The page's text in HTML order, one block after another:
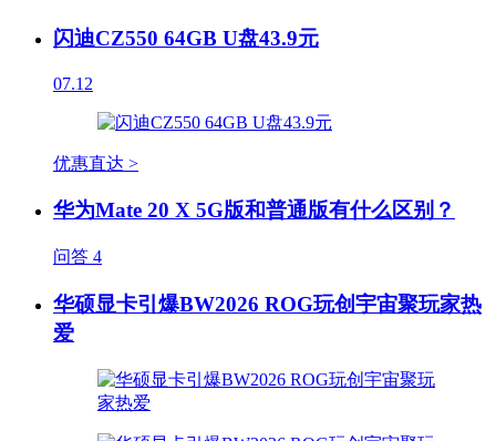
闪迪CZ550 64GB U盘43.9元
07.12
优惠直达 >
华为Mate 20 X 5G版和普通版有什么区别？
问答 4
华硕显卡引爆BW2026 ROG玩创宇宙聚玩家热
爱